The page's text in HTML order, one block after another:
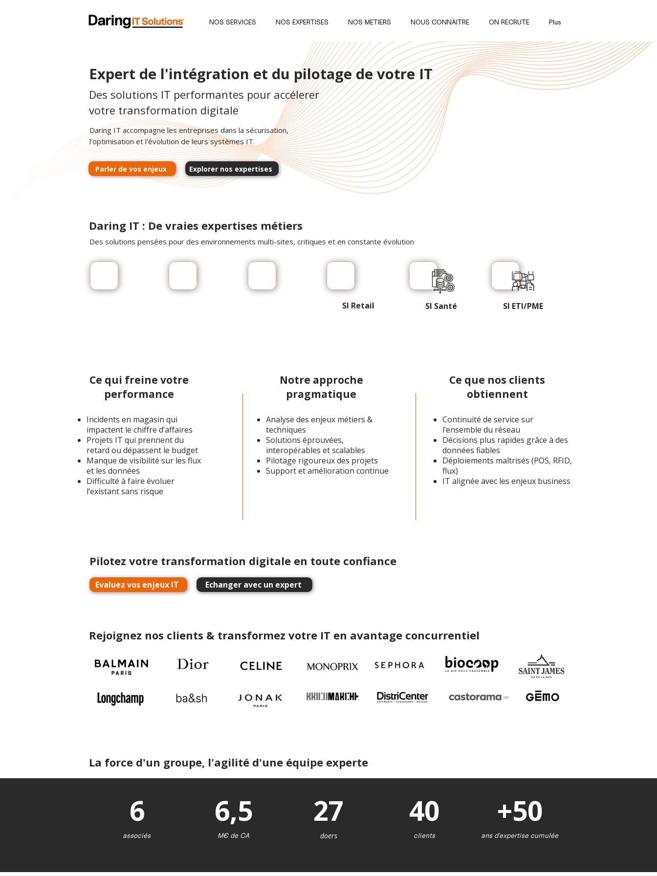
NOS SERVICES NOS EXPERTISES NOS METIERS NOUS CONNAITRE ON RECRUTE Plus
Expert de l'intégration et du pilotage de votre IT
Des solutions IT performantes pour accélerer
votre transformation digitale
Daring IT accompagne les entreprises dans la sécurisation,
l'optimisation et l'évolution de leurs systèmes IT.
Parler de vos enjeux Explorer nos expertises
Daring IT : De vraies expertises métiers
Des solutions pensées pour des environnements multi-sites, critiques et en constante évolution
SI Retail SI Santé SI ETI/PME
Ce qui freine votre
performance
Incidents en magasin qui
impactent le chiffre d’affaires
Projets IT qui prennent du
retard ou dépassent le budget
Manque de visibilité sur les flux
et les données
Difficulté à faire évoluer
l’existant sans risque
Notre approche
pragmatique
Analyse des enjeux métiers &
techniques
Solutions éprouvées,
interopérables et scalables
Pilotage rigoureux des projets
Support et amélioration continue
Ce que nos clients
obtiennent
Continuité de service sur
l’ensemble du réseau
Décisions plus rapides grâce à des
données fiables
Déploiements maîtrisés (POS, RFID,
flux)
IT alignée avec les enjeux business
Pilotez votre transformation digitale en toute confiance
Evaluez vos enjeux IT Echanger avec un expert
Rejoignez nos clients & transformez votre IT en avantage concurrentiel
La force d'un groupe, l'agilité d'une équipe experte
6
associés
6,5
M€ de CA
27
doers
40
clients
+50
ans d'expertise cumulée